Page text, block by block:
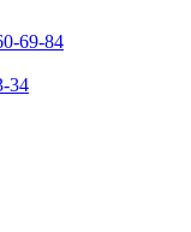
69-84
34